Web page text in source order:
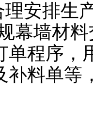
理安排生
幕墙材
单程序，
补料单等